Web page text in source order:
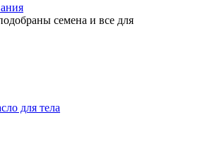
семена и все для
для тела